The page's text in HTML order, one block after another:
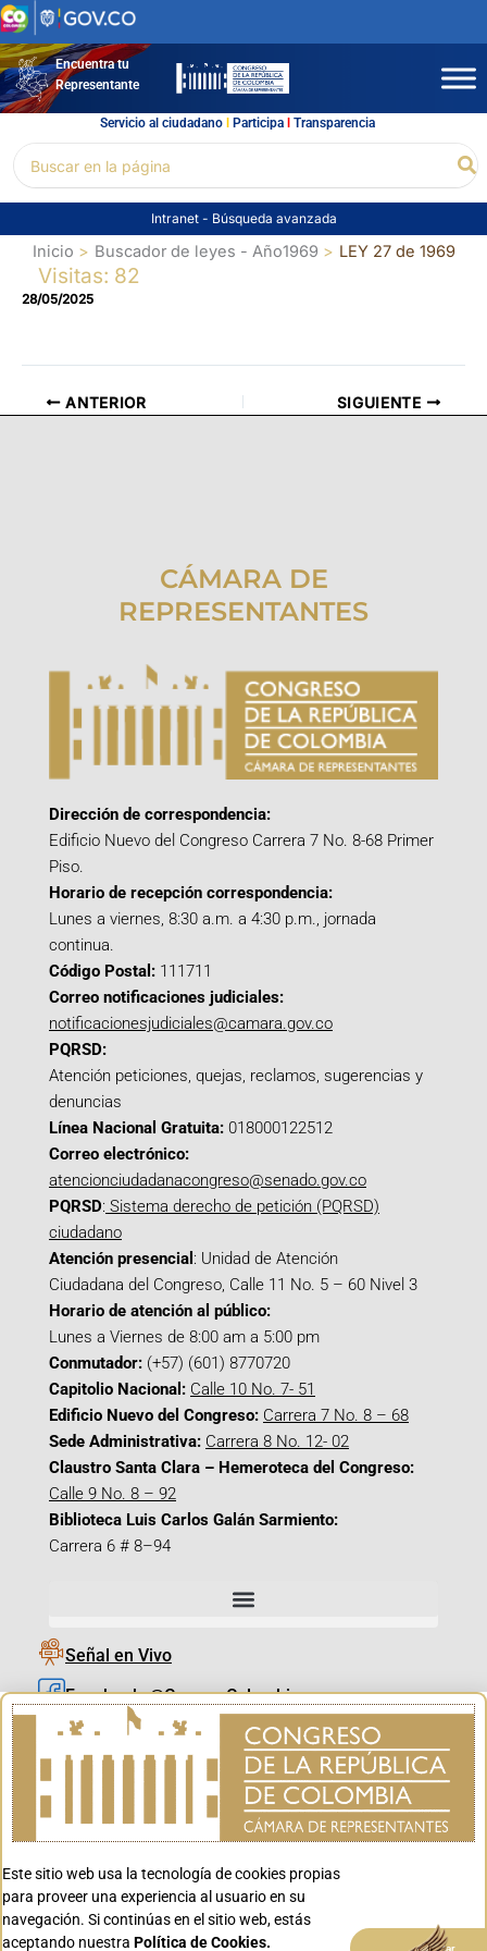
Ir
al
contenidoEncuentra tu
Representante
Servicio al ciudadano l Participal Transparencia
por:
Intranet - Búsqueda avanzada
Inicio Buscador de leyes - Año1969 LEY 27 de 1969
Visitas: 82
28/05/2025
ANTERIOR SIGUIENTE
CÁMARA DE
REPRESENTANTES
Dirección de correspondencia:
Edificio Nuevo del Congreso Carrera 7 No. 8-68 Primer
Piso.
Horario de recepción correspondencia:
Lunes a viernes, 8:30 a.m. a 4:30 p.m., jornada
continua.
Código Postal: 111711
Correo notificaciones judiciales:
notificacionesjudiciales@camara.gov.co
PQRSD:
Atención peticiones, quejas, reclamos, sugerencias y
denuncias
Línea Nacional Gratuita: 018000122512
Correo electrónico:
atencionciudadanacongreso@senado.gov.co
PQRSD: Sistema derecho de petición (PQRSD)
ciudadano
Atención presencial : Unidad de Atención
Ciudadana del Congreso, Calle 11 No. 5 – 60 Nivel 3
Horario de atención al público:
Lunes a Viernes de 8:00 am a 5:00 pm
Conmutador: (+57) (601) 8770720
Capitolio Nacional: Calle 10 No. 7- 51
Edificio Nuevo del Congreso: Carrera 7 No. 8 – 68
Sede Administrativa: Carrera 8 No. 12- 02
Claustro Santa Clara – Hemeroteca del Congreso:
Calle 9 No. 8 – 92
Biblioteca Luis Carlos Galán Sarmiento:
Carrera 6 # 8–94
Señal en Vivo
Facebook_@CamaraColombia
Instagram_@CamaraColombia
X_@CamaraColombia
Youtube_@CamaraColombia
Youtube_@CanalCongreso
Este sitio web usa la tecnología de cookies propias
para proveer una experiencia al usuario en su
navegación. Si continúas en el sitio web, estás
aceptando nuestra Política de Cookies. Aceptar